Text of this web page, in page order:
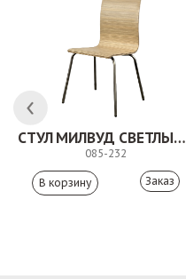
СТУЛ МИЛВУД СВЕТЛЫЙ ШЕЛК
085-232
Заказ